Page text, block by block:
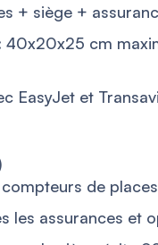
+ siège +
40x20x25 cm
EasyJet et
de
les assurances et